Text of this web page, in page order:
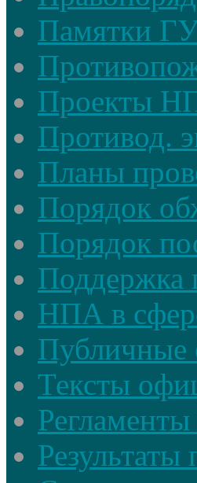
Памятки
Проекты
Противод.
Планы
Порядок
Порядок
Поддержка
НПА в
Публичные
Тексты
Результаты